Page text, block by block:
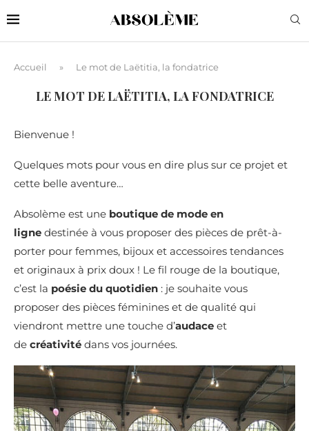
Accueil » Le mot de Laëtitia, la fondatrice
LE MOT DE LAËTITIA, LA FONDATRICE
Bienvenue !
Quelques mots pour vous en dire plus sur ce projet et
cette belle aventure…
Absolème est une boutique de mode en
ligne destinée à vous proposer des pièces de prêt-à-
porter pour femmes, bijoux et accessoires tendances
et originaux à prix doux ! Le fil rouge de la boutique,
c’est la poésie du quotidien : je souhaite vous
proposer des pièces féminines et de qualité qui
viendront mettre une touche d’audace et
de créativité dans vos journées.